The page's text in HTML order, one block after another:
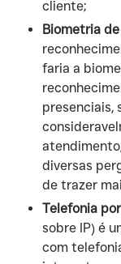
cliente;
Biometria
faria a
presenciais,
diversas
de trazer
Telefonia
sobre IP) é
com